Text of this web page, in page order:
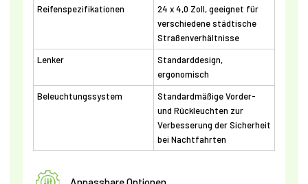
Reifenspezifikationen
24 x 4,0 Zoll, geeignet für
verschiedene städtische
Straßenverhältnisse
Lenker
Standarddesign,
ergonomisch
Beleuchtungssystem
Standardmäßige Vorder-
und Rückleuchten zur
Verbesserung der Sicherheit
bei Nachtfahrten